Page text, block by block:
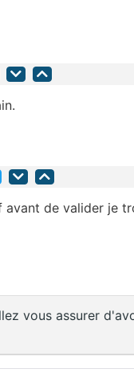
de valider je
vous assurer